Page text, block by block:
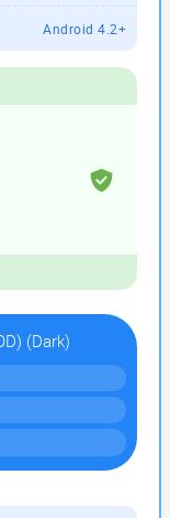
Android 4.2+
(Dark)